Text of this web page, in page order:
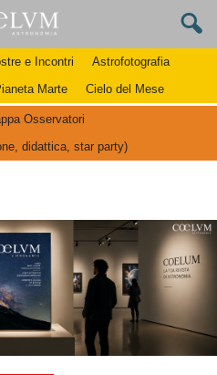
e Incontri
Astrofotografia
Marte Cielo del Mese
Osservatori
didattica, star party)